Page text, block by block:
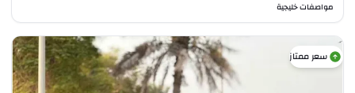
مواصفات خليجية
سعر ممتاز